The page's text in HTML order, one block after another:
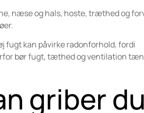
næse og hals, hoste, træthed og
fugt kan påvirke radonforhold, fordi
bør fugt, tæthed og ventilation
griber du